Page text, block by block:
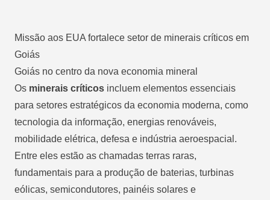
Missão aos EUA fortalece setor de minerais críticos em
Goiás
Goiás no centro da nova economia mineral
Os minerais críticos incluem elementos essenciais
para setores estratégicos da economia moderna, como
tecnologia da informação, energias renováveis,
mobilidade elétrica, defesa e indústria aeroespacial.
Entre eles estão as chamadas terras raras,
fundamentais para a produção de baterias, turbinas
eólicas, semicondutores, painéis solares e